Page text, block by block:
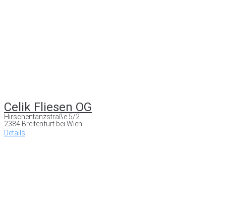
Celik Fliesen OG
Hirschentanzstraße 5/2
2384 Breitenfurt bei Wien
Details